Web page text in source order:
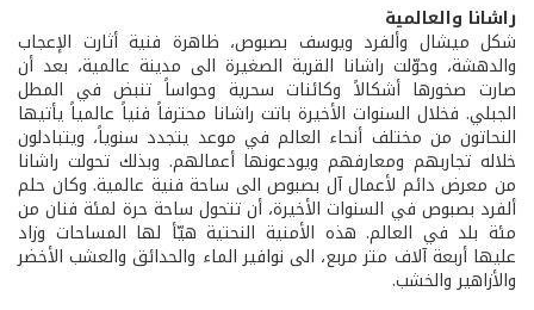
راشانا والعالمية
شكل ميشال وألفرد ويوسف بصبوص، ظاهرة فنية أثارت الإعجاب
والدهشة، وحوّلت راشانا القرية الصغيرة الى مدينة عالمية، بعد أن
صارت صخورها أشكالاً وكائنات سحرية وحواساً تنبض في المطل
الجبلي. فخلال السنوات الأخيرة باتت راشانا محترفاً فنياً عالمياً يأتيها
النحاتون من مختلف أنحاء العالم في موعد يتجدد سنوياً، ويتبادلون
خلاله تجاربهم ومعارفهم ويودعونها أعمالهم. وبذلك تحولت راشانا
من معرض دائم لأعمال آل بصبوص الى ساحة فنية عالمية. وكان حلم
ألفرد بصبوص في السنوات الأخيرة، أن تتحول ساحة حرة لمئة فنان من
مئة بلد في العالم. هذه الأمنية النحتية هيّأ لها المساحات وزاد
عليها أربعة آلاف متر مربع، الى نوافير الماء والحدائق والعشب الأخضر
والأزاهير والخشب.